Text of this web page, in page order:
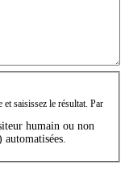
saisissez le résultat. Par
humain ou non